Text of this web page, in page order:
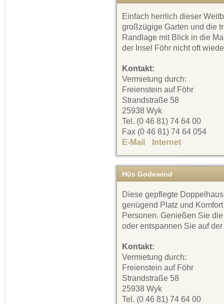
Einfach herrlich dieser
großzügige Garten und die
Randlage mit Blick in die
der Insel Föhr nicht oft
Kontakt:
Vermietung durch:
Freienstein auf Föhr
Strandstraße 58
25938 Wyk
Tel. (0 46 81) 74 64 00
Fax (0 46 81) 74 64 054
E-Mail
Internet
Hüs Godewind
Diese gepflegte
genügend Platz und
Personen. Genießen Sie
oder entspannen Sie auf
Kontakt:
Vermietung durch:
Freienstein auf Föhr
Strandstraße 58
25938 Wyk
Tel. (0 46 81) 74 64 00